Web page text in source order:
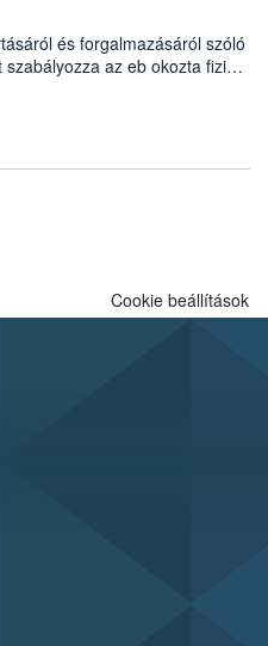
és forgalmazásáról szóló
az eb okozta fizikai
felmerülő
eb tartását és annak
Cookie beállítások